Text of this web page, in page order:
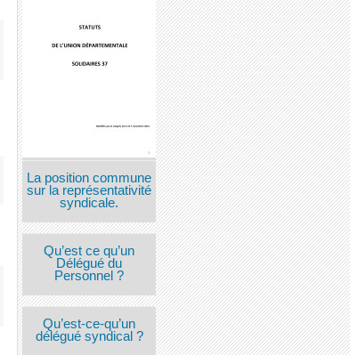
La position commune
sur la représentativité
syndicale.
Qu’est ce qu’un
Délégué du
Personnel ?
Qu’est-ce-qu’un
délégué syndical ?